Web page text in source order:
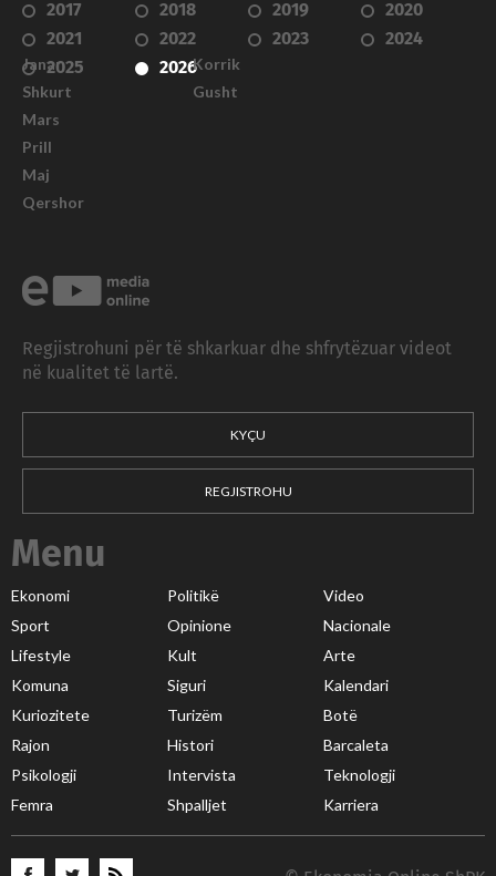
2017 2018 2019
2020
2021
2022 2023
2024
2025
2026
Janar
Shkurt
Mars
Prill
Maj
Qershor
Korrik
Gusht
Regjistrohuni për të shkarkuar dhe shfrytëzuar videot
në kualitet të lartë.
KYÇU
REGJISTROHU
Menu
Ekonomi Politikë
Video
Sport
Opinione
Nacionale
Lifestyle
Kult
Arte
Komuna
Siguri
Kalendari
Kuriozitete
Turizëm
Botë
Rajon
Histori
Barcaleta
Psikologji
Intervista
Teknologji
Femra
Shpalljet Karriera